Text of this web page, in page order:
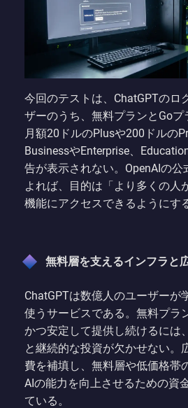
今回のテストは、ChatGPTのロ
ザーのうち、無料プランとGoプ
月額20ドルのPlusや200ドルの
BusinessやEnterprise、
告が表示されない。OpenAIの公
よれば、目的は「より多くの人
機能にアクセスできるようにす
無料層を支えるインフラと
ChatGPTは数億人のユーザーが
使うサービスである。無料プラ
かつ安定して提供し続けるには
と継続的な投資が欠かせない。
費を補填し、無料層や低価格帯
AIの能力を向上させるための資
ている。